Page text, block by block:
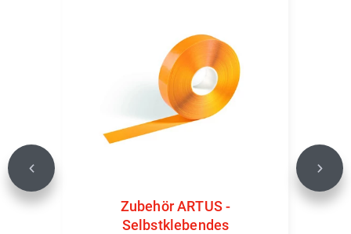
Zubehör ARTUS -
Selbstklebendes
Previous Next